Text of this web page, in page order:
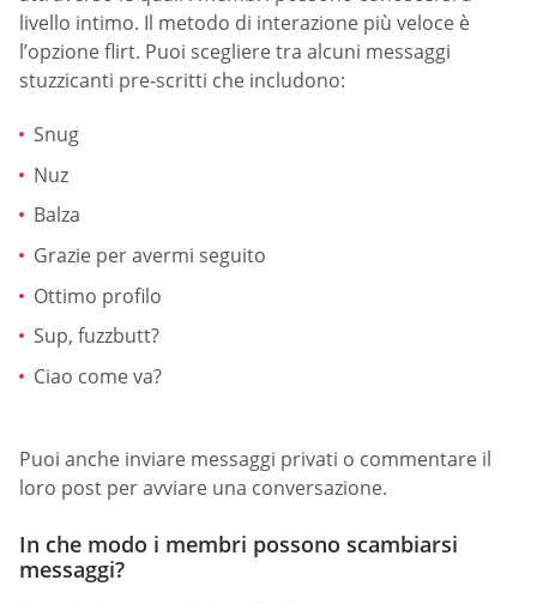
livello intimo. Il metodo di interazione più veloce è
l’opzione flirt. Puoi scegliere tra alcuni messaggi
stuzzicanti pre-scritti che includono:
Snug
Nuz
Balza
Grazie per avermi seguito
Ottimo profilo
Sup, fuzzbutt?
Ciao come va?
Puoi anche inviare messaggi privati o commentare il
loro post per avviare una conversazione.
In che modo i membri possono scambiarsi
messaggi?